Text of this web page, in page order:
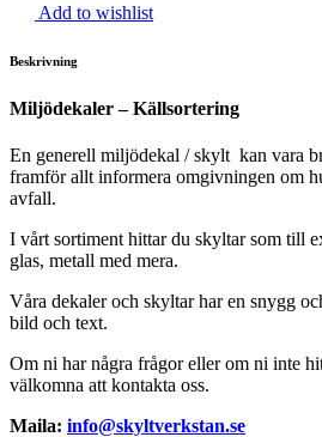
Add to wishlist
Beskrivning
Miljödekaler – Källsortering
En generell miljödekal / skylt kan vara
framför allt informera omgivningen om
avfall.
I vårt sortiment hittar du skyltar som till
glas, metall med mera.
Våra dekaler och skyltar har en snygg
bild och text.
Om ni har några frågor eller om ni inte
välkomna att kontakta oss.
Maila: info@skyltverkstan.se